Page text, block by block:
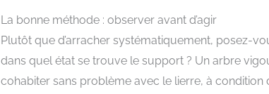
La bonne méthode : observer avant d’agir
Plutôt que d’arracher systématiquement, posez-
dans quel état se trouve le support ? Un arbre
cohabiter sans problème avec le lierre, à condition